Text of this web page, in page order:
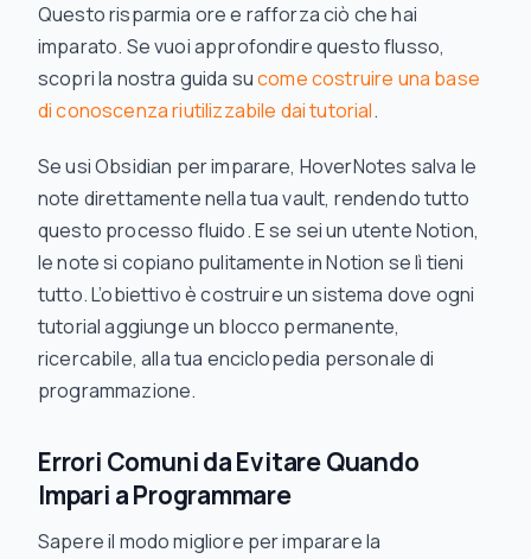
Questo risparmia ore e rafforza ciò che hai
imparato. Se vuoi approfondire questo flusso,
scopri la nostra guida sucome costruire una base
di conoscenza riutilizzabile dai tutorial.
Se usi Obsidian per imparare, HoverNotes salva le
note direttamente nella tua vault, rendendo tutto
questo processo fluido. E se sei un utente Notion,
le note si copiano pulitamente in Notion se lì tieni
tutto. L’obiettivo è costruire un sistema dove ogni
tutorial aggiunge un blocco permanente,
ricercabile, alla tua enciclopedia personale di
programmazione.
Errori Comuni da Evitare Quando
Impari a Programmare
Sapere il modo migliore per imparare la